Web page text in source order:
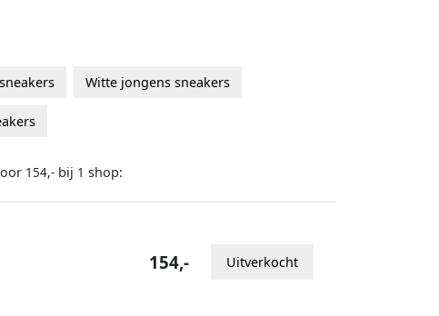
Witte jongens sneakers
154,- bij 1 shop:
154,- Uitverkocht